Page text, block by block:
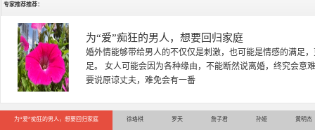
专家推荐推荐：
为“爱”痴狂的男人，想要回归家庭
婚外情能够带给男人的不仅仅是刺激，也可能是情感的满足
足。 女人可能会因为各种缘由，不能断然说离婚，终究会意
要说原谅丈夫，难免会有一番
为“爱”痴狂的男人，想要回归家庭 徐珞棋 罗天 詹子君 孙娅 黄明杰